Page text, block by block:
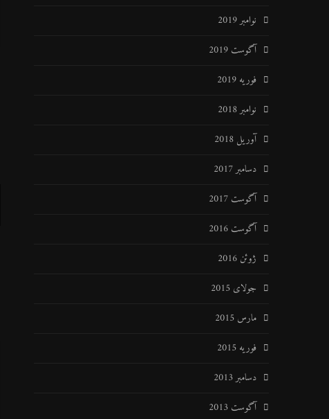
نوامبر 2019
آگوست 2019
فوریه 2019
نوامبر 2018
آوریل 2018
دسامبر 2017
آگوست 2017
آگوست 2016
ژوئن 2016
جولای 2015
مارس 2015
فوریه 2015
دسامبر 2013
آگوست 2013